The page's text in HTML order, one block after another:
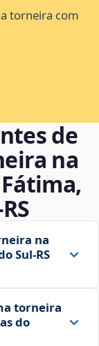
torneira com
de
na
na
Sul‑RS
torneira
do